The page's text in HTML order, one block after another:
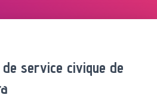
service civique de